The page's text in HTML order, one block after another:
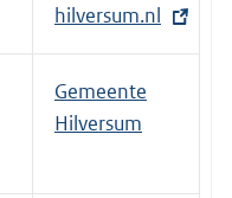
x
t
e
r
hilversum.nl
Gemeente
Hilversum